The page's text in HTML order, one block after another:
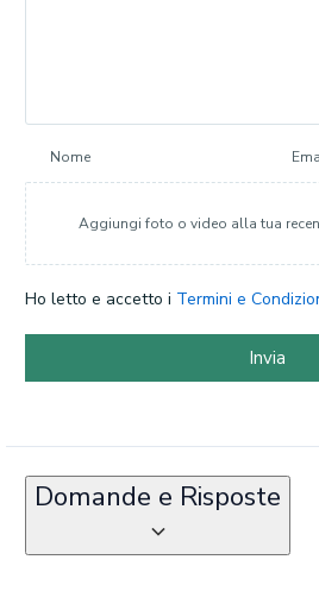
Nome
Aggiungi foto o video alla tua
Ho letto e accetto i Termini e
Invia
Domande e Risposte